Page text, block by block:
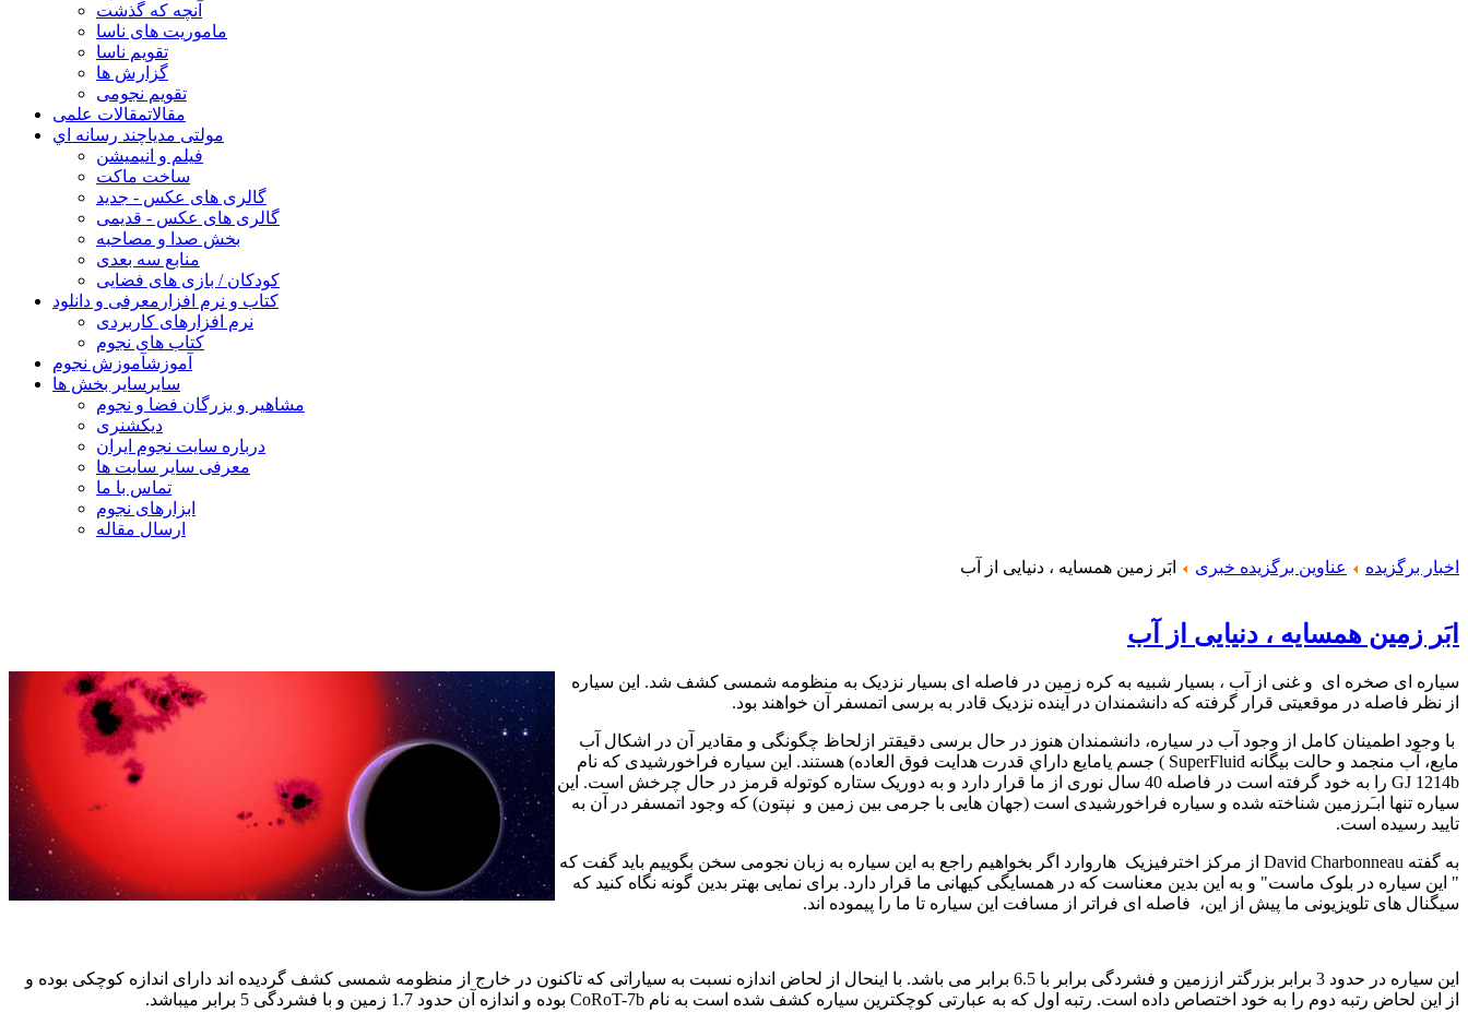
آنچه که گذشت
ماموریت های ناسا
تقویم ناسا
گزارش ها
تقویم نجومی
مقالاتمقالات علمی
مولتی مدیاچند رسانه اي
فیلم و انیمیشن
ساخت ماکت
گالری های عکس - جدید
گالری های عکس - قدیمی
بخش صدا و مصاحبه
منابع سه بعدی
کودکان / بازی های فضایی
کتاب و نرم افزار معرفی و دانلود
نرم افزارهای کاربردی
کتاب های نجوم
آموزشآموزش نجوم
سایر سایر بخش ها
مشاهیر و بزرگان فضا و نجوم
دیکشنری
درباره سایت نجوم ایران
معرفی سایر سایت ها
تماس با ما
ابزارهای نجوم
ارسال مقاله
اخبار برگزیده عناوین برگزیده خبری ابَر زمین همسایه ، دنیایی از آب
ابَر زمین همسایه ، دنیایی از آب
سیاره ای صخره ای و غنی از آب ، بسیار شبیه به کره زمین در فاصله ای بسیار نزدیک به منظومه شمسی کشف شد. این سیاره
از نظر فاصله در موقعیتی قرار گرفته که دانشمندان در آینده نزدیک قادر به برسی اتمسفر آن خواهند بود.
با وجود اطمینان کامل از وجود آب در سیاره، دانشمندان هنوز در حال برسی دقیقتر ازلحاظ چگونگی و مقادیر آن در اشکال آب
مایع، آب منجمد و حالت بیگانه SuperFluid ) جسم يامايع داراي قدرت هدايت فوق العاده) هستند. این سیاره فراخورشیدی که نام
GJ 1214b
را به خود گرفته است در فاصله 40 سال نوری از ما قرار دارد و به دوریک ستاره کوتوله قرمز در حال چرخش است. این
سیاره تنها ابـَرزمین شناخته شده و سیاره فراخورشیدی است (جهان هایی با جرمی بین زمین و نپتون) که وجود اتمسفر در آن به
تایید رسیده است.
به گفته David Charbonneau از مرکز اخترفیزیک هاروارد اگر بخواهیم راجع به این سیاره به زبان نجومی سخن بگوییم باید گفت که
" این سیاره در بلوک ماست" و به این بدین معناست که در همسایگی کیهانی ما قرار دارد. برای نمایی بهتر بدین گونه نگاه کنید که
سیگنال های تلویزیونی ما پیش از این، فاصله ای فراتر از مسافت این سیاره تا ما را پیموده اند.
این سیاره در حدود 3 برابر بزرگتر اززمین و فشردگی برابر با 6.5 برابر می باشد. با اینحال از لحاض اندازه نسبت به سیاراتی که تاکنون در خارج از منظومه شمسی کشف گردیده اند دارای اندازه کوچکی بوده و
از این لحاض رتبه دوم را به خود اختصاص داده است. رتبه اول که به عبارتی کوچکترین سیاره کشف شده است به نام CoRoT-7b بوده و اندازه آن حدود 1.7 زمین و با فشردگی 5 برابر میباشد.